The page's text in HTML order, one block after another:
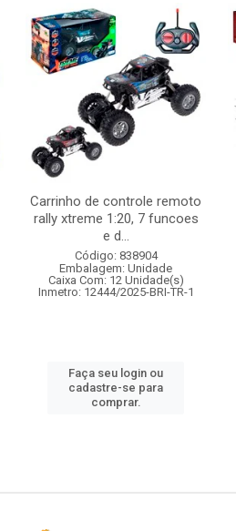
Carrinho de controle remoto
rally xtreme 1:20, 7 funcoes
e d...
Código: 838904
Embalagem: Unidade
Caixa Com: 12 Unidade(s)
Inmetro: 12444/2025-BRI-TR-1
Faça seu login ou
cadastre-se para
comprar.